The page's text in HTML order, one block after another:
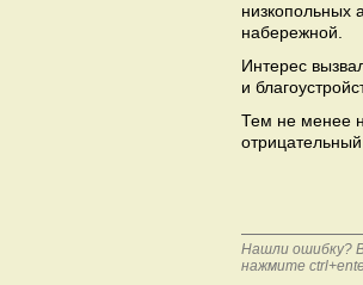
низкопольных
набережной.
Интерес
и
Тем не менее
отрицательный
Нашли ошибку?
нажмите